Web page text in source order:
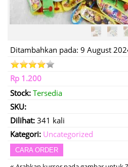
Ditambahkan pada: 9 August
Rp 1.200
Stock: Tersedia
SKU:
Dilihat: 341 kali
Kategori: Uncategorized
CARA ORDER